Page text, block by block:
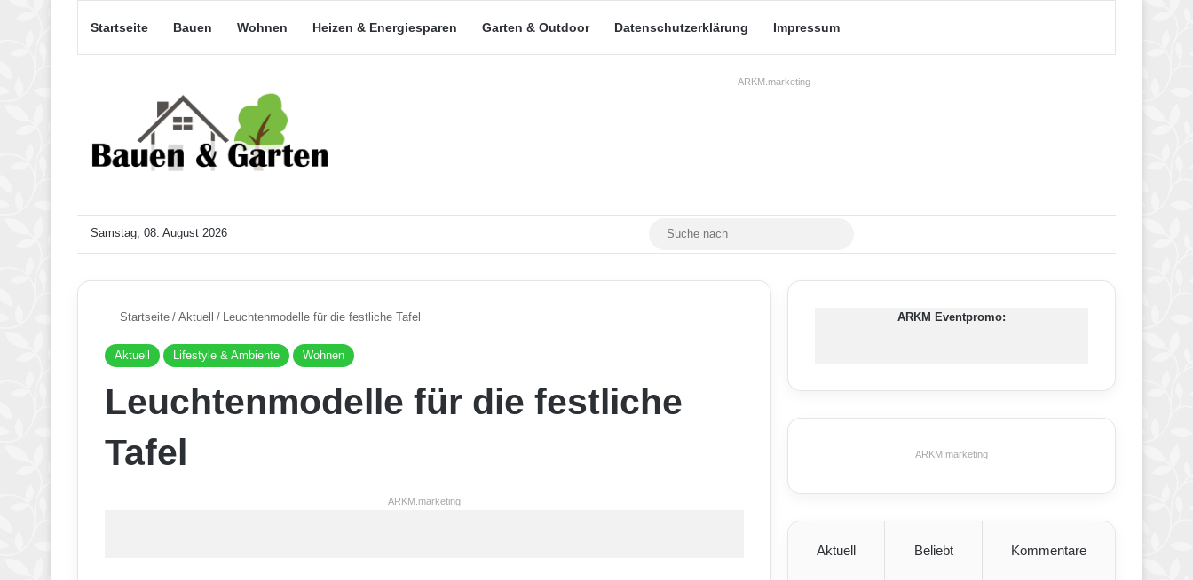
Startseite Bauen Wohnen Heizen & Energiesparen Garten & Outdoor Datenschutzerklärung Impressum
ARKM.marketing
Samstag, 08. August 2026 MastodonSkin umschalten
Startseite / Aktuell / Leuchtenmodelle für die festliche Tafel
Aktuell Lifestyle & Ambiente Wohnen
Leuchtenmodelle für die festliche
Tafel
ARKM.marketing
ARKM Eventpromo:
ARKM.marketing
Aktuell Beliebt Kommentare